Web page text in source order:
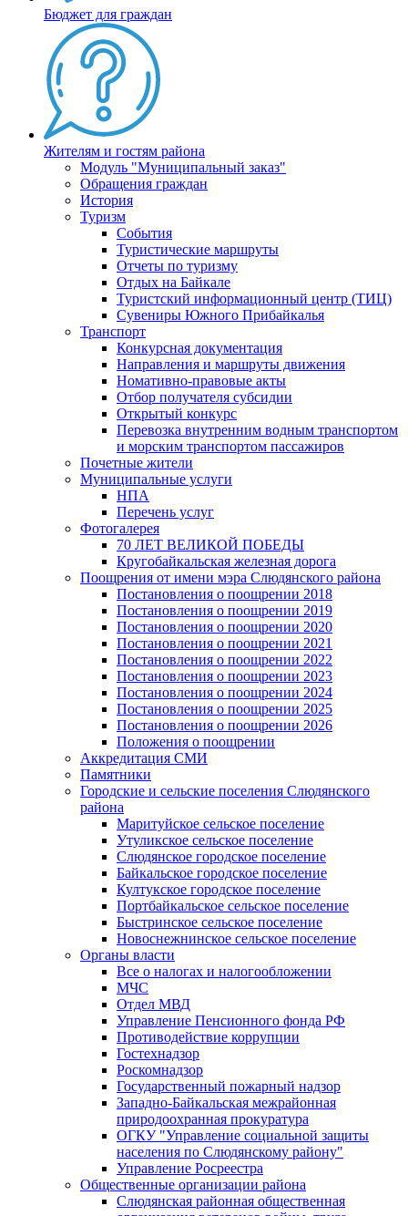
Бюджет для граждан
Жителям и гостям района
Модуль "Муниципальный заказ"
Обращения граждан
История
Туризм
События
Туристические маршруты
Отчеты по туризму
Отдых на Байкале
Туристский информационный центр (ТИЦ)
Сувениры Южного Прибайкалья
Транспорт
Конкурсная документация
Направления и маршруты движения
Номативно-правовые акты
Отбор получателя субсидии
Открытый конкурс
Перевозка внутренним водным транспортом
и морским транспортом пассажиров
Почетные жители
Муниципальные услуги
НПА
Перечень услуг
Фотогалерея
70 ЛЕТ ВЕЛИКОЙ ПОБЕДЫ
Кругобайкальская железная дорога
Поощрения от имени мэра Слюдянского района
Постановления о поощрении 2018
Постановления о поощрении 2019
Постановления о поощрении 2020
Постановления о поощрении 2021
Постановления о поощрении 2022
Постановления о поощрении 2023
Постановления о поощрении 2024
Постановления о поощрении 2025
Постановления о поощрении 2026
Положения о поощрении
Аккредитация СМИ
Памятники
Городские и сельские поселения Слюдянского
района
Маритуйское сельское поселение
Утуликское сельское поселение
Слюдянское городское поселение
Байкальское городское поселение
Култукское городское поселение
Портбайкальское сельское поселение
Быстринское сельское поселение
Новоснежнинское сельское поселение
Органы власти
Все о налогах и налогообложении
МЧС
Отдел МВД
Управление Пенсионного фонда РФ
Противодействие коррупции
Гостехнадзор
Роскомнадзор
Государственный пожарный надзор
Западно-Байкальская межрайонная
природоохранная прокуратура
ОГКУ "Управление социальной защиты
населения по Слюдянскому району"
Управление Росреестра
Общественные организации района
Слюдянская районная общественная